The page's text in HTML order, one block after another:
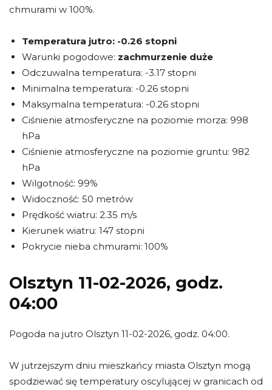
chmurami w 100%.
Temperatura jutro: -0.26 stopni
Warunki pogodowe: zachmurzenie duże
Odczuwalna temperatura: -3.17 stopni
Minimalna temperatura: -0.26 stopni
Maksymalna temperatura: -0.26 stopni
Ciśnienie atmosferyczne na poziomie morza: 998
hPa
Ciśnienie atmosferyczne na poziomie gruntu: 982
hPa
Wilgotność: 99%
Widoczność: 50 metrów
Prędkość wiatru: 2.35 m/s
Kierunek wiatru: 147 stopni
Pokrycie nieba chmurami: 100%
Olsztyn 11-02-2026, godz.
04:00
Pogoda na jutro Olsztyn 11-02-2026, godz. 04:00.
W jutrzejszym dniu mieszkańcy miasta Olsztyn mogą
spodziewać się temperatury oscylującej w granicach od